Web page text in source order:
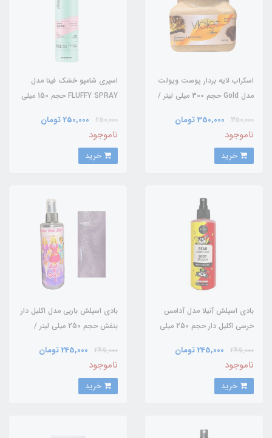
اسکراب لایه بردار پوست ویولت
مدل Gold حجم 300 میلی لیتر /
350,000 350,000 تومان
ناموجود
اسپری شامپو خشک فینا مدل
FLUFFY SPRAY حجم 150 میلی
250,000 250,000 تومان
ناموجود
بادی اسپلش آنیلا مدل آدامس
خرسی اکلیل دار حجم 250 میلی
245,000 245,000 تومان
ناموجود
بادی اسپلش باربی مدل اکلیل دار
بنفش حجم 250 میلی لیتر /
245,000 245,000 تومان
ناموجود